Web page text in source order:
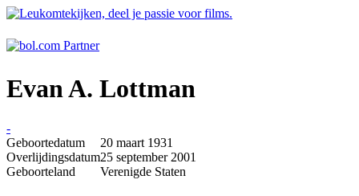
Evan A. Lottman
-
Geboortedatum
20 maart 1931
Overlijdingsdatum25 september 2001
Geboorteland
Verenigde Staten